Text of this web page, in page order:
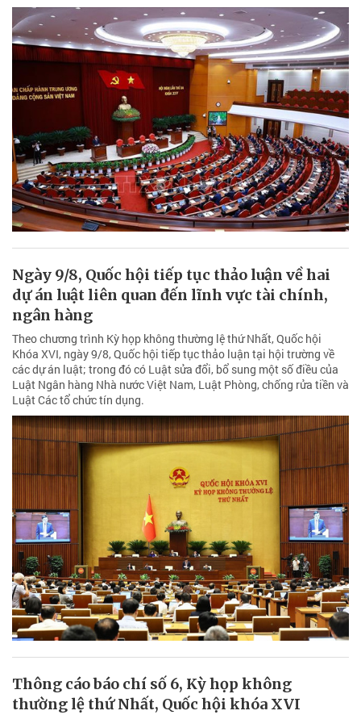
Ngày 9/8, Quốc hội tiếp tục thảo luận về hai
dự án luật liên quan đến lĩnh vực tài chính,
ngân hàng
Theo chương trình Kỳ họp không thường lệ thứ Nhất, Quốc hội
Khóa XVI, ngày 9/8, Quốc hội tiếp tục thảo luận tại hội trường về
các dự án luật; trong đó có Luật sửa đổi, bổ sung một số điều của
Luật Ngân hàng Nhà nước Việt Nam, Luật Phòng, chống rửa tiền và
Luật Các tổ chức tín dụng.
Thông cáo báo chí số 6, Kỳ họp không
thường lệ thứ Nhất, Quốc hội khóa XVI